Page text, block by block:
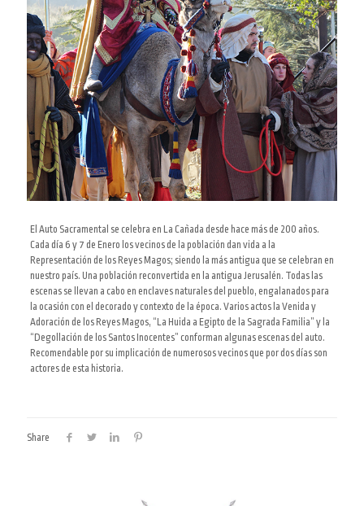
El Auto Sacramental se celebra en La Cañada desde hace más de 200 años.
Cada día 6 y 7 de Enero los vecinos de la población dan vida a la
Representación de los Reyes Magos; siendo la más antigua que se celebran en
nuestro país. Una población reconvertida en la antigua Jerusalén. Todas las
escenas se llevan a cabo en enclaves naturales del pueblo, engalanados para
la ocasión con el decorado y contexto de la época. Varios actos la Venida y
Adoración de los Reyes Magos, “La Huida a Egipto de la Sagrada Familia” y la
“Degollación de los Santos Inocentes” conforman algunas escenas del auto.
Recomendable por su implicación de numerosos vecinos que por dos días son
actores de esta historia.
Share